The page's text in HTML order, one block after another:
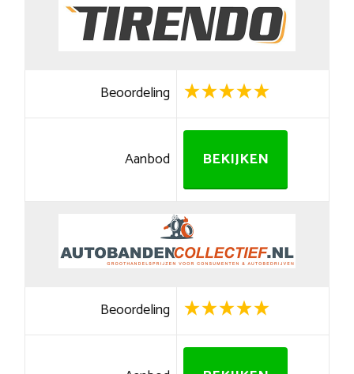
Beoordeling
Aanbod BEKIJKEN
Beoordeling